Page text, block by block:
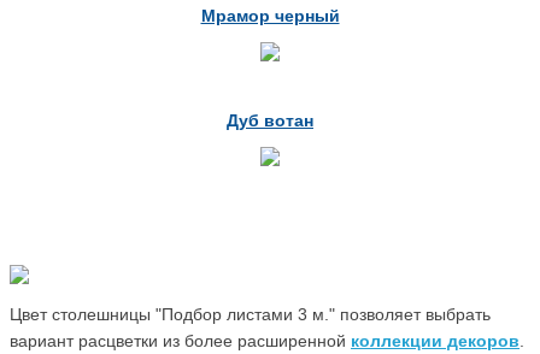
Мрамор черный
Дуб вотан
Цвет столешницы "Подбор листами 3 м." позволяет выбрать
вариант расцветки из более расширенной коллекции декоров